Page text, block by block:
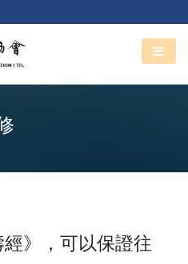
丙午馬年 六月廿七
》，可以保證往